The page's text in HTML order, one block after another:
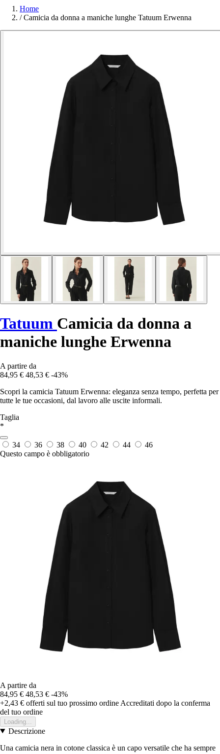
Home
/ Camicia da donna a maniche lunghe Tatuum Erwenna
Tatuum Camicia da donna a
maniche lunghe Erwenna
A partire da
84,95 € 48,53 € -43%
Scopri la camicia Tatuum Erwenna: eleganza senza tempo, perfetta per
tutte le tue occasioni, dal lavoro alle uscite informali.
Taglia
*
34 36 38 40 42 44
46
Questo campo è obbligatorio
A partire da
84,95 € 48,53 € -43%
+2,43 € offerti sul tuo prossimo ordine Accreditati dopo la conferma
del tuo ordine
Loading...
Descrizione
Una camicia nera in cotone classica è un capo versatile che ha sempre